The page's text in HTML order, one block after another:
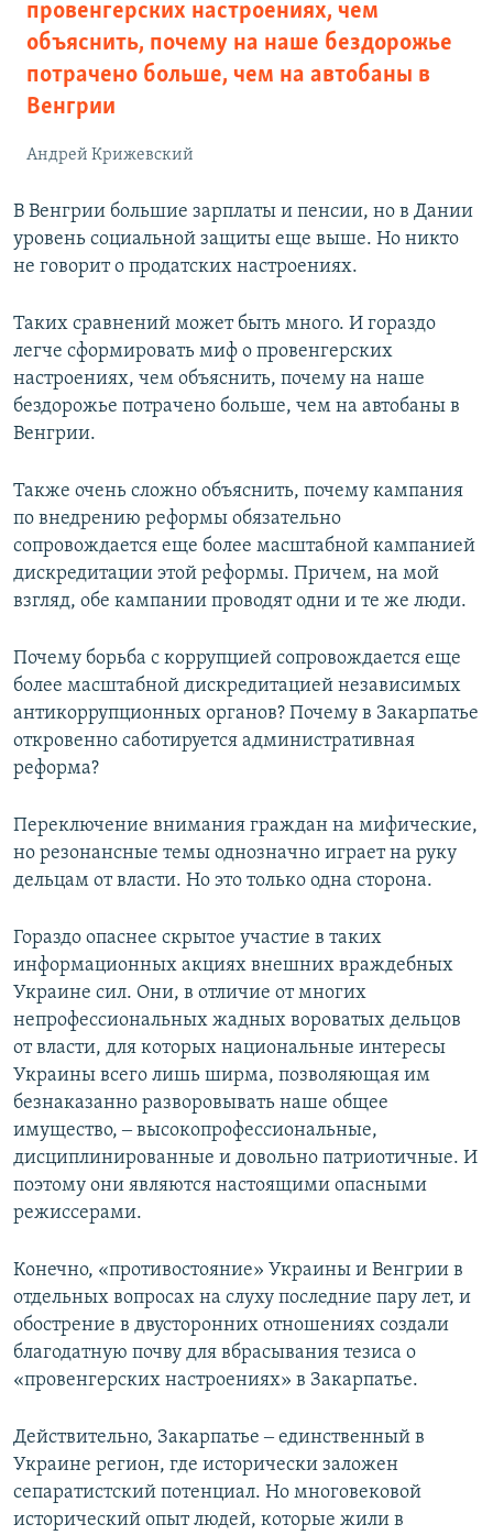
провенгерских настроениях, чем
объяснить, почему на наше бездорожье
потрачено больше, чем на автобаны в
Венгрии
Андрей Крижевский
В Венгрии большие зарплаты и пенсии, но в Дании
уровень социальной защиты еще выше. Но никто
не говорит о продатских настроениях.
Таких сравнений может быть много. И гораздо
легче сформировать миф о провенгерских
настроениях, чем объяснить, почему на наше
бездорожье потрачено больше, чем на автобаны в
Венгрии.
Также очень сложно объяснить, почему кампания
по внедрению реформы обязательно
сопровождается еще более масштабной кампанией
дискредитации этой реформы. Причем, на мой
взгляд, обе кампании проводят одни и те же люди.
Почему борьба с коррупцией сопровождается еще
более масштабной дискредитацией независимых
антикоррупционных органов? Почему в Закарпатье
откровенно саботируется административная
реформа?
Переключение внимания граждан на мифические,
но резонансные темы однозначно играет на руку
дельцам от власти. Но это только одна сторона.
Гораздо опаснее скрытое участие в таких
информационных акциях внешних враждебных
Украине сил. Они, в отличие от многих
непрофессиональных жадных вороватых дельцов
от власти, для которых национальные интересы
Украины всего лишь ширма, позволяющая им
безнаказанно разворовывать наше общее
имущество, ‒ высокопрофессиональные,
дисциплинированные и довольно патриотичные. И
поэтому они являются настоящими опасными
режиссерами.
Конечно, «противостояние» Украины и Венгрии в
отдельных вопросах на слуху последние пару лет, и
обострение в двусторонних отношениях создали
благодатную почву для вбрасывания тезиса о
«провенгерских настроениях» в Закарпатье.
Действительно, Закарпатье ‒ единственный в
Украине регион, где исторически заложен
сепаратистский потенциал. Но многовековой
исторический опыт людей, которые жили в